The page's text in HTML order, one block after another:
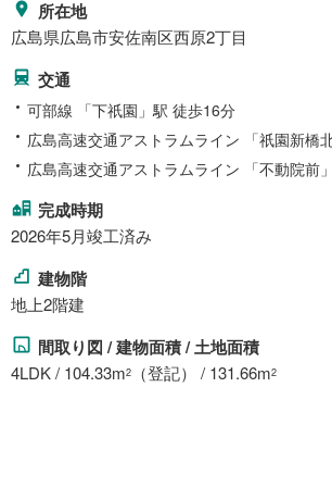
所在地
広島県広島市安佐南区西原2丁目
交通
可部線 「下祇園」駅 徒歩16分
広島高速交通アストラムライン 「祇園新橋
広島高速交通アストラムライン 「不動院前
完成時期
2026年5月竣工済み
建物階
地上2階建
間取り図 / 建物面積 / 土地面積
4LDK / 104.33m2 （登記） / 131.66m2